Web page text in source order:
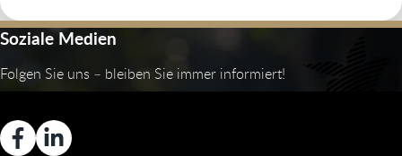
Soziale Medien
Folgen Sie uns – bleiben Sie immer informiert!